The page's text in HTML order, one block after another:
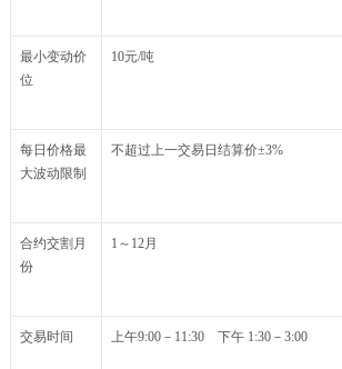
最小变动价
位
10元/吨
每日价格最
大波动限制
不超过上一交易日结算价±3%
合约交割月
份
1～12月
交易时间 上午9:00－11:30 下午 1:30－3:00